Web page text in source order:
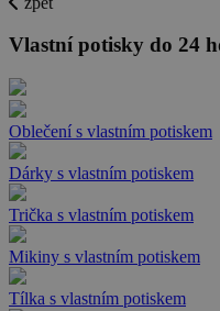
Vlastní potisky do 24
Oblečení s vlastním potiskem
Dárky s vlastním potiskem
Trička s vlastním potiskem
Mikiny s vlastním potiskem
Tílka s vlastním potiskem